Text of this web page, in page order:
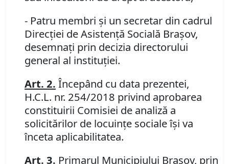
- Patru membri şi un secretar din cadrul
Direcţiei de Asistență Socială Braşov,
desemnaţi prin decizia directorului
general al instituţiei.
Art. 2. Începând cu data prezentei,
H.C.L. nr. 254/2018 privind aprobarea
constituirii Comisiei de analiză a
solicitărilor de locuinţe sociale își va
înceta aplicabilitatea.
Art. 3. Primarul Municipiului Braşov, prin